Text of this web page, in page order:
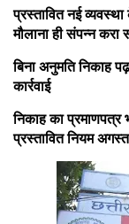
प्रस्तावित नई
मौलाना ही संपन्न
बिना अनुमति निकाह
कार्रवाई
निकाह का प्रमाणपत्र
प्रस्तावित नियम